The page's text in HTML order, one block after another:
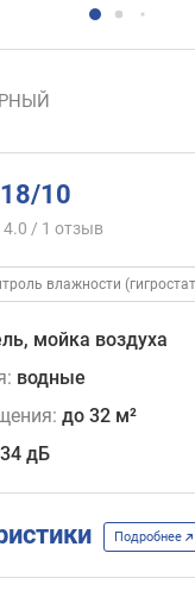
10
4.0 / 1 отзыв
влажности
мойка воздуха
водные
до 32 м²
34 дБ
Подробнее